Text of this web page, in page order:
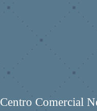
Centro Comercial